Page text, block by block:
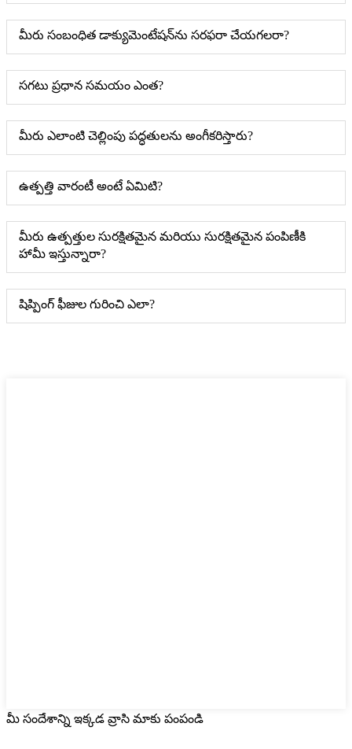
మీరు సంబంధిత డాక్యుమెంటేషన్‌ను సరఫరా చేయగలరా?
సగటు ప్రధాన సమయం ఎంత?
మీరు ఎలాంటి చెల్లింపు పద్ధతులను అంగీకరిస్తారు?
ఉత్పత్తి వారంటీ అంటే ఏమిటి?
మీరు ఉత్పత్తుల సురక్షితమైన మరియు సురక్షితమైన పంపిణీకి
హామీ ఇస్తున్నారా?
షిప్పింగ్ ఫీజుల గురించి ఎలా?
మీ సందేశాన్ని ఇక్కడ వ్రాసి మాకు పంపండి